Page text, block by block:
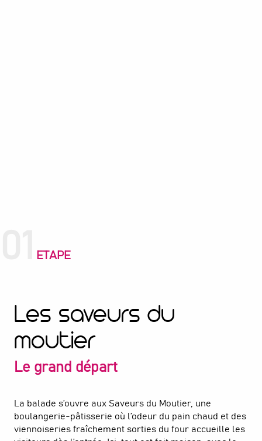
ETAPE
Les saveurs du
moutier
Le grand départ
La balade s’ouvre aux Saveurs du Moutier, une
boulangerie-pâtisserie où l’odeur du pain chaud et des
viennoiseries fraîchement sorties du four accueille les